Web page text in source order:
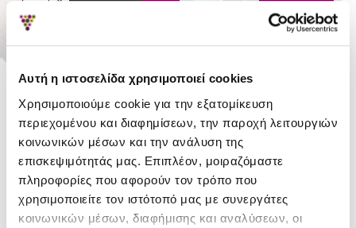
Αυτή η ιστοσελίδα χρησιμοποιεί cookies
Χρησιμοποιούμε cookie για την εξατομίκευση
περιεχομένου και διαφημίσεων, την παροχή λειτουργιών
κοινωνικών μέσων και την ανάλυση της
επισκεψιμότητάς μας. Επιπλέον, μοιραζόμαστε
πληροφορίες που αφορούν τον τρόπο που
χρησιμοποιείτε τον ιστότοπό μας με συνεργάτες
κοινωνικών μέσων, διαφήμισης και αναλύσεων, οι
Απόθεμα:Σε Απόθεμα
Σαντορίνη -
Ζυθοποιία
ΛΕΠΤΟΜΈΡΕΙΕΣ